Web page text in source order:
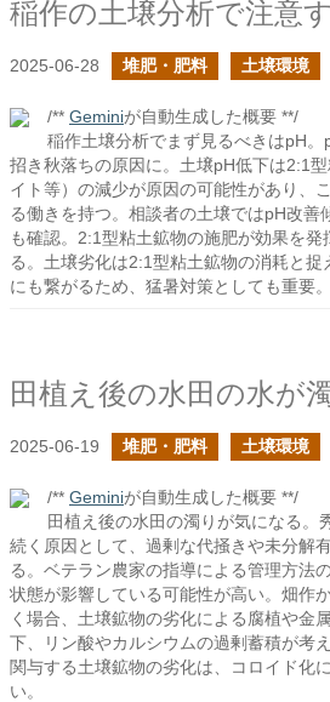
稲作の土壌分析で注意
2025-06-28 堆肥・肥料 土壌環境
/** Geminiが自動生成した概要 **/
稲作土壌分析でまず見るべきはpH
招き秋落ちの原因に。土壌pH低下は2:1
イト等）の減少が原因の可能性があり、
る働きを持つ。相談者の土壌ではpH改善
も確認。2:1型粘土鉱物の施肥が効果を
る。土壌劣化は2:1型粘土鉱物の消耗と捉
にも繋がるため、猛暑対策としても重要。
2025-06-19 堆肥・肥料 土壌環境
/** Geminiが自動生成した概要 **/
田植え後の水田の濁りが気になる。
続く原因として、過剰な代掻きや未分解
る。ベテラン農家の指導による管理方法
状態が影響している可能性が高い。畑作
く場合、土壌鉱物の劣化による腐植や金
下、リン酸やカルシウムの過剰蓄積が考
関与する土壌鉱物の劣化は、コロイド化
い。